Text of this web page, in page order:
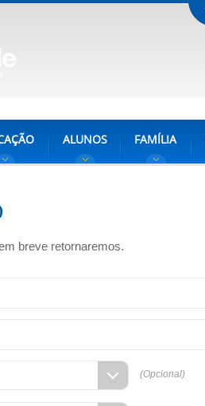
ALUNOS FAMÍLIA
breve retornaremos.
(Opcional)